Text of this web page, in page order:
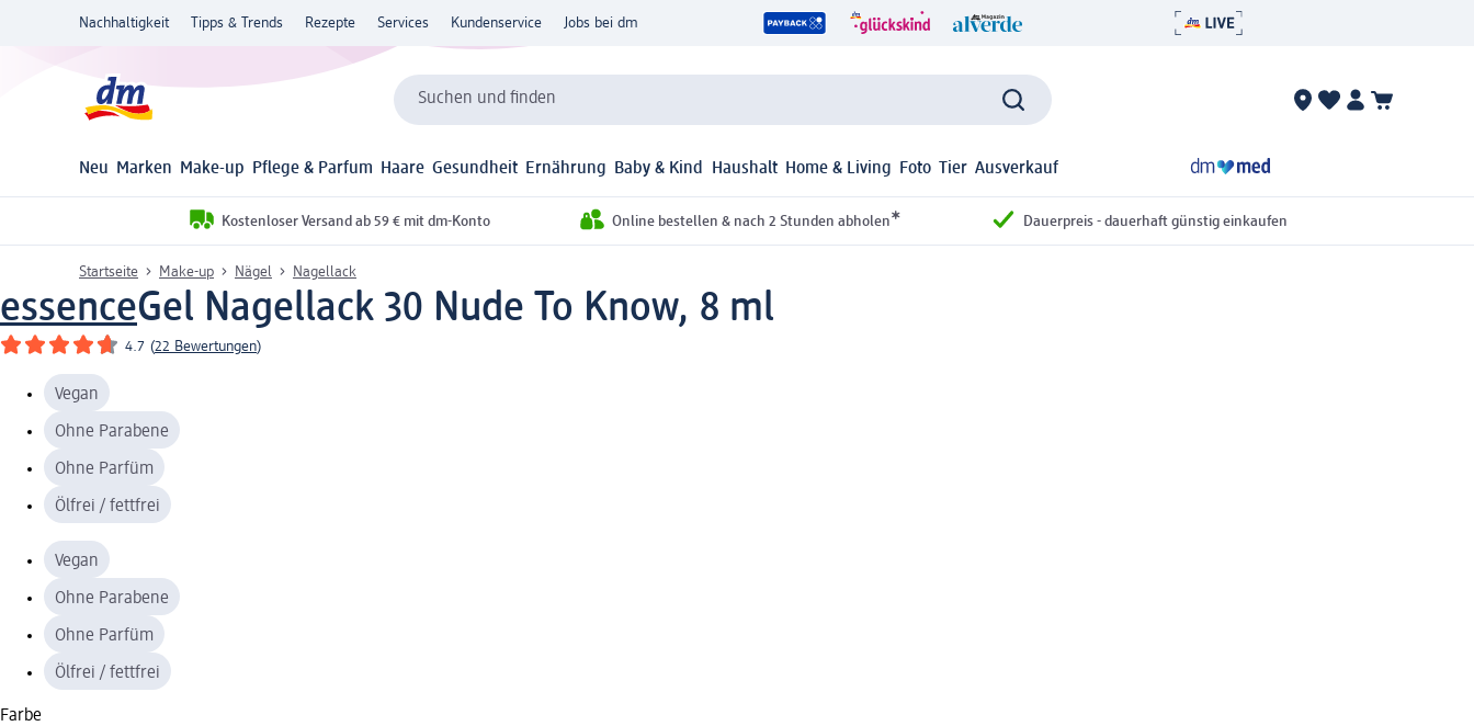
Nachhaltigkeit Tipps & Trends Rezepte Services Kundenservice Jobs bei dm
Suchen und finden
Neu Marken Make-up Pflege & Parfum Haare Gesundheit Ernährung Baby & Kind Haushalt Home & Living Foto Tier Ausverkauf
Kostenloser Versand ab 59 € mit dm-Konto Online bestellen & nach 2 Stunden abholen* Dauerpreis - dauerhaft günstig einkaufen
Startseite Make-up Nägel Nagellack
essenceGel Nagellack 30 Nude To Know, 8 ml
4.7 (22 Bewertungen)
Vegan
Ohne Parabene
Ohne Parfüm
Ölfrei / fettfrei
Vegan
Ohne Parabene
Ohne Parfüm
Ölfrei / fettfrei
Farbe